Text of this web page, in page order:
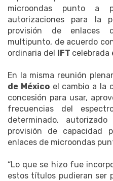
microondas punto a
autorizaciones para la
provisión de enlaces
multipunto, de acuerdo
ordinaria del IFT celebrada
En la misma reunión
de Méxicoel cambio a la
concesión para usar,
frecuencias del
determinado,
provisión de capacidad
enlaces de microondas
“Lo que se hizo fue
estos títulos pudieran ser